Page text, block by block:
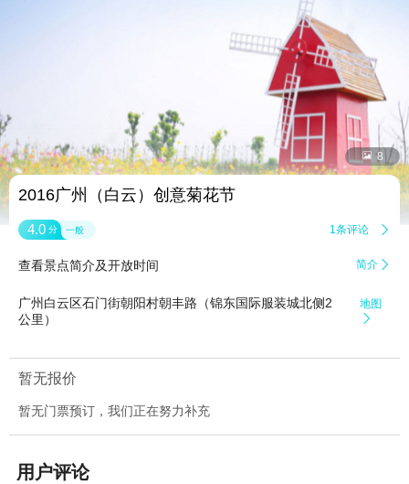
 8
2016广州（白云）创意菊花节
4.0 分 一般 1条评论 
查看景点简介及开放时间 简介 
广州白云区石门街朝阳村朝丰路（锦东国际服装城北侧2
公里）
地图

暂无报价
暂无门票预订，我们正在努力补充
用户评论